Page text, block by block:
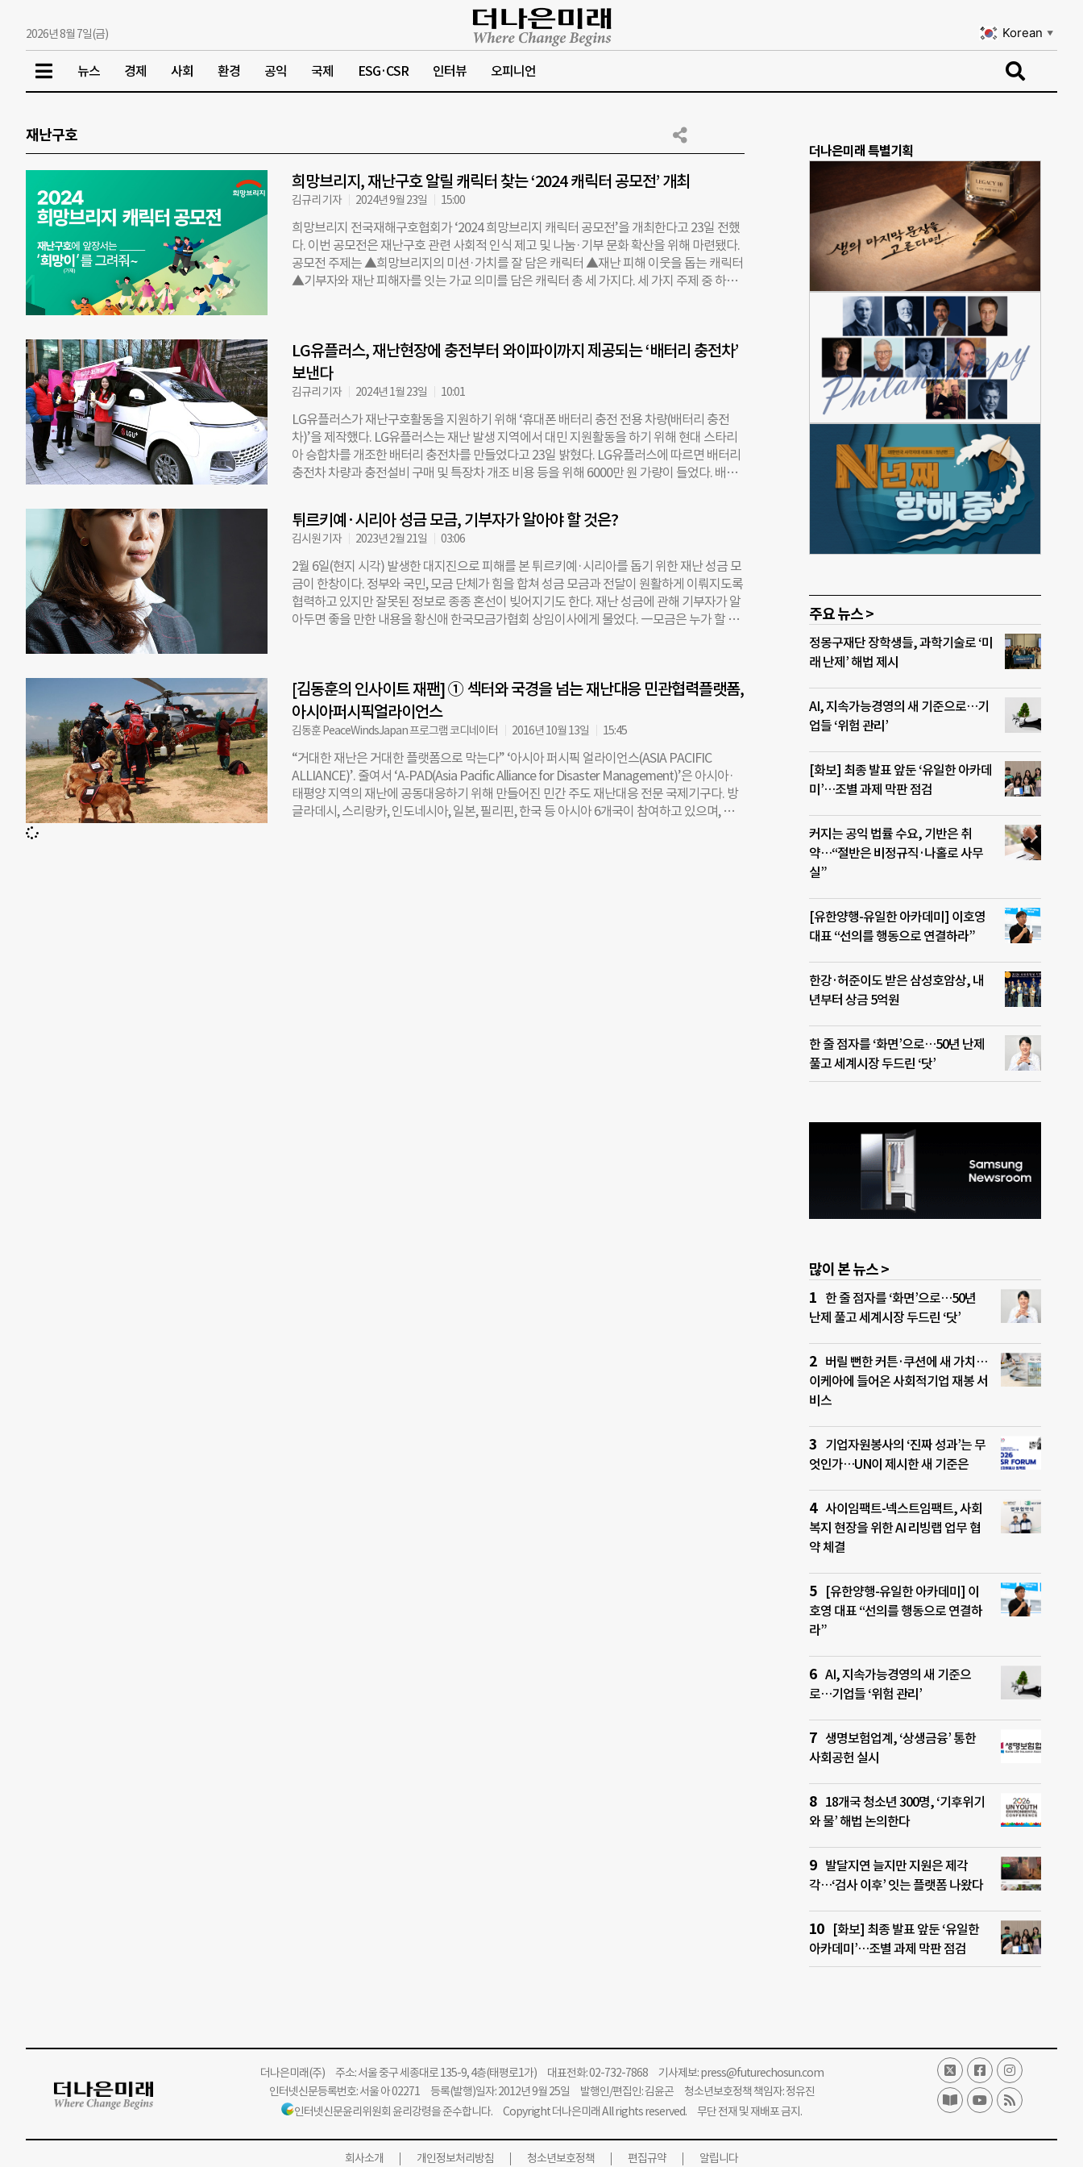
2026년 8월 7일(금) Korean ▼
뉴스 경제 사회 환경 공익 국제 ESG·CSR 인터뷰 오피니언
재난구호
희망브리지, 재난구호 알릴 캐릭터 찾는 ‘2024 캐릭터 공모전’ 개최
김규리 기자 2024년 9월 23일 15:00
희망브리지 전국재해구호협회가 ‘2024 희망브리지 캐릭터 공모전’을 개최한다고 23일 전했
다. 이번 공모전은 재난구호 관련 사회적 인식 제고 및 나눔·기부 문화 확산을 위해 마련됐다.
공모전 주제는 ▲희망브리지의 미션·가치를 잘 담은 캐릭터 ▲재난 피해 이웃을 돕는 캐릭터
▲기부자와 재난 피해자를 잇는 가교 의미를 담은 캐릭터 총 세 가지다. 세 가지 주제 중 하나
며 결과는 심사를 거쳐 11월 15일 희망브리지 홈페이지 등을 통해 발표 예정이다. 자세한 사
항은 희망브리지 누리집에서 확인할 수 있다 신훈 희망브리지 사무총장은 “이번 공모전은 재
난구호의 중요성을 알리고 기부 문화 확산을 촉진하기 위한 것”이라며 “창의적이고 의미 있
kyurious@chosun.com
LG유플러스, 재난현장에 충전부터 와이파이까지 제공되는 ‘배터리 충전차’
보낸다
김규리 기자 2024년 1월 23일 10:01
LG유플러스가 재난구호활동을 지원하기 위해 ‘휴대폰 배터리 충전 전용 차량(배터리 충전
차)’을 제작했다. LG유플러스는 재난 발생 지역에서 대민 지원활동을 하기 위해 현대 스타리
아 승합차를 개조한 배터리 충전차를 만들었다고 23일 밝혔다. LG유플러스에 따르면 배터리
충전차 차량과 충전설비 구매 및 특장차 개조 비용 등을 위해 6000만 원 가량이 들었다. 배터
공해 휴대폰 배터리 외 다른 전기용품도 이용할 수 있다. 지하철에 사용되는 모바일 라우터도
장착해 무료 와이파이를 제공한다. 휴대용 TV(LG 스탠바이미 GO)도 두 대 비치해 재난방송
을 실시간으로 확인할 수 있도록 했다. 이에 더해 무선으로 연결할 수 있는 프린터를 구비해
현장에서 긴급 문서 출력 서비스를 지원한다. LG유플러스는 배터리 충전차를 전국 재난구호
현장에 파견해 대민 지원활동을 이어 나갈 예정이며, 1월 29일부터 30일까지 서울 강서구 마
곡 사옥에 전시해 임직원과 고객에게 소개할 계획이다. 이홍렬 LG유플러스 ESG추진실장은
“재난 피해를 본 주민들의 마음속 상처가 빠르게 아물도록 실질적인 도움을 줄 수 있는 배터
튀르키예·시리아 성금 모금, 기부자가 알아야 할 것은?
김시원 기자 2023년 2월 21일 03:06
2월 6일(현지 시각) 발생한 대지진으로 피해를 본 튀르키예·시리아를 돕기 위한 재난 성금 모
금이 한창이다. 정부와 국민, 모금 단체가 힘을 합쳐 성금 모금과 전달이 원활하게 이뤄지도록
협력하고 있지만 잘못된 정보로 종종 혼선이 빚어지기도 한다. 재난 성금에 관해 기부자가 알
아두면 좋을 만한 내용을 황신애 한국모금가협회 상임이사에게 물었다. ―모금은 누가 할 수
따라 3년 이하 징역이나 3000만원 이하 벌금형을 받을 수 있습니다. 모집 등록 문의는 행정안
전부 민간협력과(044-205-3183)와 서울시 시민협력과(02-2133-6327) 등 관할 지자체로 하
면 됩니다.” ―튀르키예·시리아 지진 구호 기부는 어디에 하면 좋을까요? “모집 등록을 마친
성금 사용 및 전달 계획이 있는 단체를 선택할 것을 권합니다. 대표적 기부금품 모집 등록 단
체로는 ▲국경없는의사회 ▲굿네이버스인터내셔날 ▲대한적십자사 ▲대한구세군유지재
단 ▲사회복지공동모금회 ▲세이브더칠드런 ▲초록우산어린이재단 ▲옥스팜코리아 ▲월
드비전 ▲유니세프한국위원회 ▲컨선월드와이드 ▲플랜한국위원회 ▲한국국제기아대책
[김동훈의 인사이트 재팬] ① 섹터와 국경을 넘는 재난대응 민관협력플랫폼,
아시아퍼시픽얼라이언스
김동훈 PeaceWindsJapan 프로그램 코디네이터 2016년 10월 13일 15:45
“거대한 재난은 거대한 플랫폼으로 막는다” ‘아시아 퍼시픽 얼라이언스(ASIA PACIFIC
ALLIANCE)’. 줄여서 ‘A-PAD(Asia Pacific Alliance for Disaster Management)’은 아시아·
태평양 지역의 재난에 공동대응하기 위해 만들어진 민간 주도 재난대응 전문 국제기구다. 방
글라데시, 스리랑카, 인도네시아, 일본, 필리핀, 한국 등 아시아 6개국이 참여하고 있으며, 인
더나은미래 특별기획
주요 뉴스 >
정몽구재단 장학생들, 과학기술로 ‘미
래 난제’ 해법 제시
AI, 지속가능경영의 새 기준으로…기
업들 ‘위험 관리’
[화보] 최종 발표 앞둔 ‘유일한 아카데
미’…조별 과제 막판 점검
커지는 공익 법률 수요, 기반은 취
약…“절반은 비정규직·나홀로 사무
실”
[유한양행-유일한 아카데미] 이호영
대표 “선의를 행동으로 연결하라”
한강·허준이도 받은 삼성호암상, 내
년부터 상금 5억원
한 줄 점자를 ‘화면’으로…50년 난제
풀고 세계시장 두드린 ‘닷’
많이 본 뉴스 >
한 줄 점자를 ‘화면’으로…50년
난제 풀고 세계시장 두드린 ‘닷’
버릴 뻔한 커튼·쿠션에 새 가치…
이케아에 들어온 사회적기업 재봉 서
비스
기업자원봉사의 ‘진짜 성과’는 무
엇인가…UN이 제시한 새 기준은
사이임팩트-넥스트임팩트, 사회
복지 현장을 위한 AI 리빙랩 업무 협
약 체결
[유한양행-유일한 아카데미] 이
호영 대표 “선의를 행동으로 연결하
라”
AI, 지속가능경영의 새 기준으
로…기업들 ‘위험 관리’
생명보험업계, ‘상생금융’ 통한
사회공헌 실시
18개국 청소년 300명, ‘기후위기
와 물’ 해법 논의한다
발달지연 늘지만 지원은 제각
각…‘검사 이후’ 잇는 플랫폼 나왔다
[화보] 최종 발표 앞둔 ‘유일한
아카데미’…조별 과제 막판 점검
더나은미래(주)주소: 서울 중구 세종대로 135-9, 4층(태평로1가) 대표전화: 02-732-7868 기사제보:press@futurechosun.com
인터넷신문등록번호: 서울 아 02271 등록(발행)일자: 2012년 9월 25일 발행인/편집인: 김윤곤 청소년보호정책 책임자: 정유진
인터넷신문윤리위원회 윤리강령을 준수합니다. Copyright 더나은미래 All rights reserved. 무단 전재 및 재배포 금지.
회사소개 개인정보처리방침 청소년보호정책 편집규약 알립니다